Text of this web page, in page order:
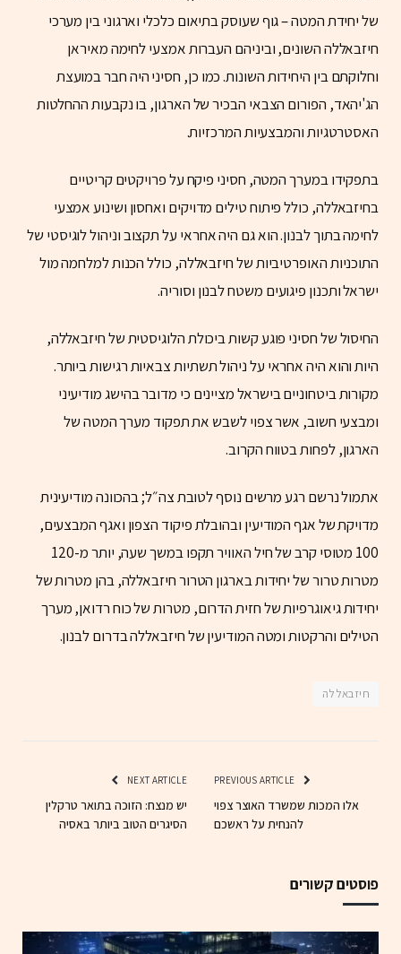
של יחידת המטה – גוף שעוסק בתיאום כלכלי וארגוני בין מערכי
חיזבאללה השונים, וביניהם העברות אמצעי לחימה מאיראן
וחלוקתם בין היחידות השונות. כמו כן, חסיני היה חבר במועצת
הג'יהאד, הפורום הצבאי הבכיר של הארגון, בו נקבעות ההחלטות
האסטרטגיות והמבצעיות המרכזיות.
בתפקידו במערך המטה, חסיני פיקח על פרויקטים קריטיים
בחיזבאללה, כולל פיתוח טילים מדויקים ואחסון ושינוע אמצעי
לחימה בתוך לבנון. הוא גם היה אחראי על תקצוב וניהול לוגיסטי של
התוכניות האופרטיביות של חיזבאללה, כולל הכנות למלחמה מול
ישראל ותכנון פיגועים משטח לבנון וסוריה.
החיסול של חסיני פוגע קשות ביכולת הלוגיסטית של חיזבאללה,
היות והוא היה אחראי על ניהול תשתיות צבאיות רגישות ביותר.
מקורות ביטחוניים בישראל מציינים כי מדובר בהישג מודיעיני
ומבצעי חשוב, אשר צפוי לשבש את תפקוד מערך המטה של
הארגון, לפחות בטווח הקרוב.
אתמול נרשם רגע מרשים נוסף לטובת צה״ל; בהכוונה מודיעינית
מדויקת של אגף המודיעין ובהובלת פיקוד הצפון ואגף המבצעים,
100 מטוסי קרב של חיל האוויר תקפו במשך שעה, יותר מ-120
מטרות טרור של יחידות בארגון הטרור חיזבאללה, בהן מטרות של
יחידות גיאוגרפיות של חזית הדרום, מטרות של כוח רדואן, מערך
הטילים והרקטות ומטה המודיעין של חיזבאללה בדרום לבנון.
חיזבאללה
אלו המכות שמשרד האוצר צפוי
להנחית על ראשכם
NEXT ARTICLE
יש מנצח: הזוכה בתואר טרקלין
הסיגרים הטוב ביותר באסיה
פוסטים קשורים